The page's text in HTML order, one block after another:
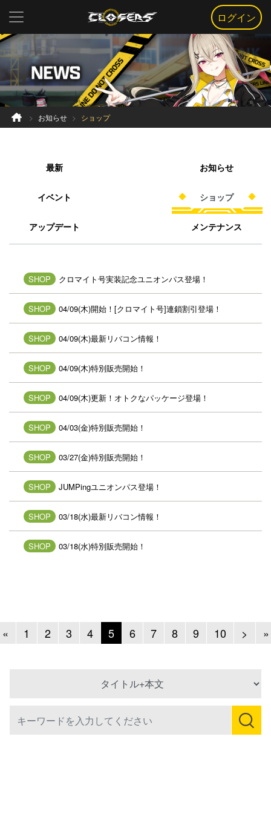
ログイン
お知らせ ショップ
最新 お知らせ
イベント ショップ
アップデート メンテナンス
SHOP クロマイト号実装記念ユニオンパス登場！
SHOP 04/09(木)開始！[クロマイト号]連鎖割引登場！
SHOP 04/09(木)最新リバコン情報！
SHOP 04/09(木)特別販売開始！
SHOP 04/09(木)更新！オトクなパッケージ登場！
SHOP 04/03(金)特別販売開始！
SHOP 03/27(金)特別販売開始！
SHOP JUMPingユニオンパス登場！
SHOP 03/18(水)最新リバコン情報！
SHOP 03/18(水)特別販売開始！
«Previous
1 2 3 4 5 6 7 8 9 10 > Next
»